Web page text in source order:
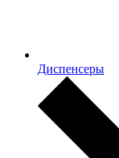
Диспенсеры